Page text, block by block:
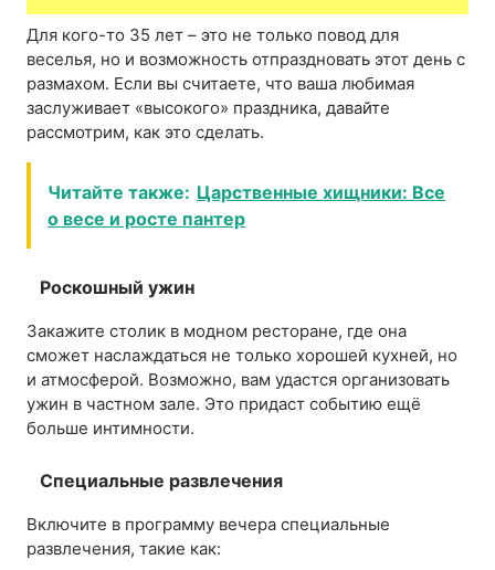
Для кого-то 35 лет – это не только повод для
веселья, но и возможность отпраздновать этот день с
размахом. Если вы считаете, что ваша любимая
заслуживает «высокого» праздника, давайте
рассмотрим, как это сделать.
Читайте также: Царственные хищники: Все
о весе и росте пантер
Роскошный ужин
Закажите столик в модном ресторане, где она
сможет наслаждаться не только хорошей кухней, но
и атмосферой. Возможно, вам удастся организовать
ужин в частном зале. Это придаст событию ещё
больше интимности.
Специальные развлечения
Включите в программу вечера специальные
развлечения, такие как: